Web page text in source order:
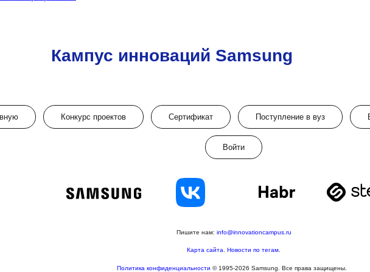
Кампус инноваций Samsung
Конкурс проектов Сертификат Поступление в вуз
Войти
Пишите нам: info@innovationcampus.ru
Карта сайта. Новости по тегам.
Политика конфиденциальности © 1995-2026 Samsung. Все права защищены.